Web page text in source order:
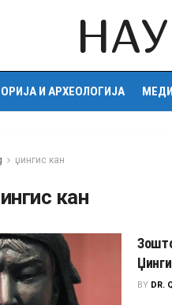
И АРХЕОЛОГИЈА
џингис кан
кан
BY DR.